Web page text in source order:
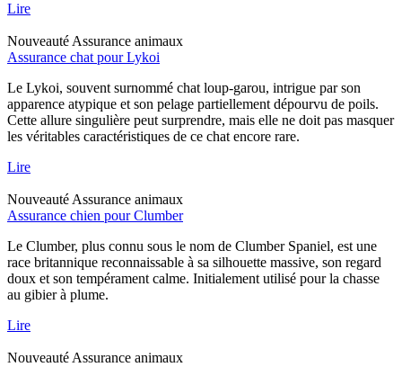
Lire
Nouveauté Assurance animaux
Assurance chat pour Lykoi
Le Lykoi, souvent surnommé chat loup-garou, intrigue par son
apparence atypique et son pelage partiellement dépourvu de poils.
Cette allure singulière peut surprendre, mais elle ne doit pas masquer
les véritables caractéristiques de ce chat encore rare.
Lire
Nouveauté Assurance animaux
Assurance chien pour Clumber
Le Clumber, plus connu sous le nom de Clumber Spaniel, est une
race britannique reconnaissable à sa silhouette massive, son regard
doux et son tempérament calme. Initialement utilisé pour la chasse
au gibier à plume.
Lire
Nouveauté Assurance animaux